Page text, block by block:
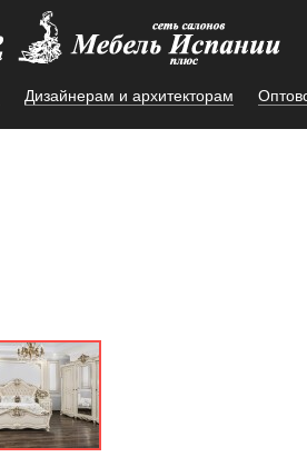
Дизайнерам и архитекторам